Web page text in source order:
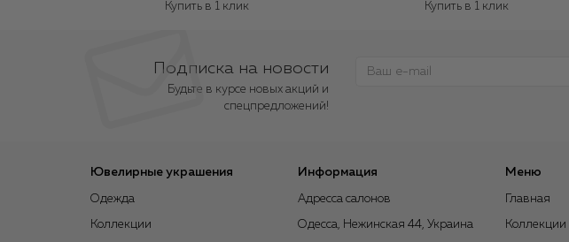
Купить в 1 клик Купить в 1 клик
Подписка на новости
Будьте в курсе новых акций и
спецпредложений!
Ювелирные украшения
Одежда
Коллекции
Информация
Адресса салонов
Одесса, Нежинская 44, Украина
Меню
Главная
Коллекции